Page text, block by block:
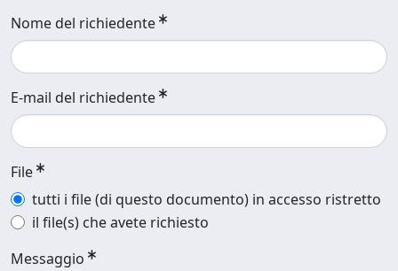
Nome del richiedente
E-mail del richiedente
File
tutti i file (di questo documento) in accesso ristretto
il file(s) che avete richiesto
Messaggio